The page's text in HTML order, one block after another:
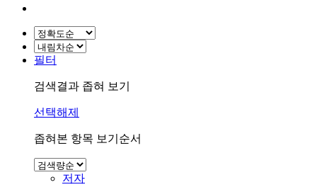
필터
검색결과 좁혀 보기
선택해제
좁혀본 항목 보기순서
저자